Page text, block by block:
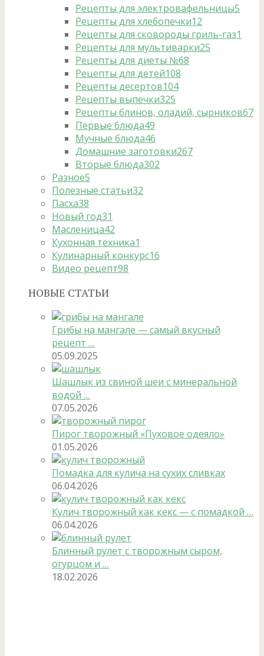
Рецепты для электровафельницы5
Рецепты для хлебопечки12
Рецепты для сковороды гриль-газ1
Рецепты для мультиварки25
Рецепты для диеты №68
Рецепты для детей108
Рецепты десертов104
Рецепты выпечки325
Рецепты блинов, оладий, сырников67
Первые блюда49
Мучные блюда46
Домашние заготовки267
Вторые блюда302
Разное5
Полезные статьи32
Пасха38
Новый год31
Масленица42
Кухонная техника1
Кулинарный конкурс16
Видео рецепт98
НОВЫЕ СТАТЬИ
Грибы на мангале — самый вкусный
рецепт …
05.09.2025
Шашлык из свиной шеи с минеральной
водой …
07.05.2026
Пирог творожный «Пуховое одеяло»
01.05.2026
Помадка для кулича на сухих сливках
06.04.2026
Кулич творожный как кекс — с помадкой …
06.04.2026
Блинный рулет с творожным сыром,
огурцом и …
18.02.2026